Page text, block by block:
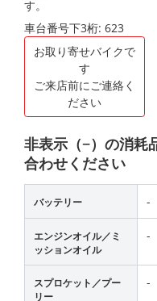
車台番号下3桁: 623
お取り寄せバイクで
す
ご来店前にご連絡く
ださい
非表示（−）の消耗
合わせください
バッテリー -
エンジンオイル／ミ
ッションオイル
-
スプロケット／プー
リー
-